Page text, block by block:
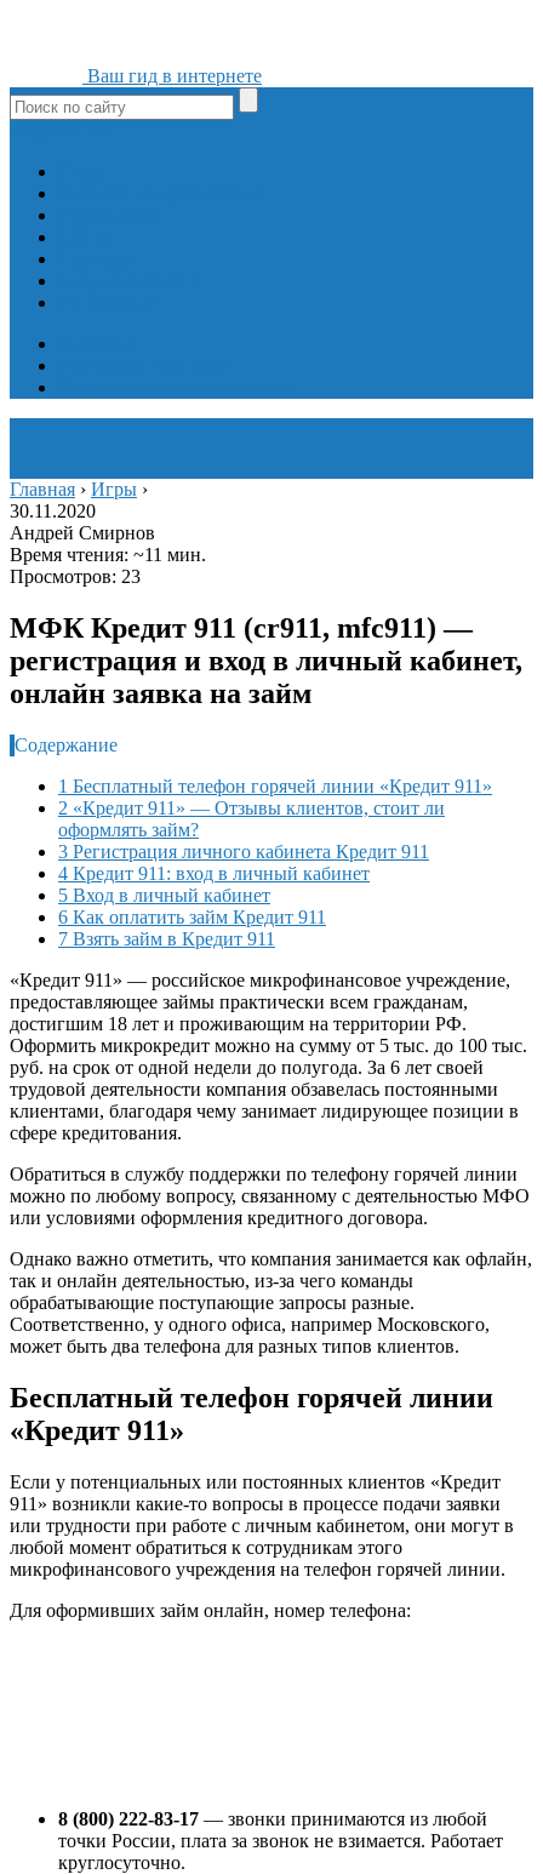
Ваш гид в интернете
Главная › Игры ›
30.11.2020
Андрей Смирнов
Время чтения: ~11 мин.
Просмотров: 23
МФК Кредит 911 (cr911, mfc911) —
регистрация и вход в личный кабинет,
онлайн заявка на займ
Содержание
1 Бесплатный телефон горячей линии «Кредит 911»
2 «Кредит 911» — Отзывы клиентов, стоит ли
оформлять займ?
3 Регистрация личного кабинета Кредит 911
4 Кредит 911: вход в личный кабинет
5 Вход в личный кабинет
6 Как оплатить займ Кредит 911
7 Взять займ в Кредит 911
«Кредит 911» — российское микрофинансовое учреждение,
предоставляющее займы практически всем гражданам,
достигшим 18 лет и проживающим на территории РФ.
Оформить микрокредит можно на сумму от 5 тыс. до 100 тыс.
руб. на срок от одной недели до полугода. За 6 лет своей
трудовой деятельности компания обзавелась постоянными
клиентами, благодаря чему занимает лидирующее позиции в
сфере кредитования.
Обратиться в службу поддержки по телефону горячей линии
можно по любому вопросу, связанному с деятельностью МФО
или условиями оформления кредитного договора.
Однако важно отметить, что компания занимается как офлайн,
так и онлайн деятельностью, из-за чего команды
обрабатывающие поступающие запросы разные.
Соответственно, у одного офиса, например Московского,
может быть два телефона для разных типов клиентов.
Бесплатный телефон горячей линии
«Кредит 911»
Если у потенциальных или постоянных клиентов «Кредит
911» возникли какие-то вопросы в процессе подачи заявки
или трудности при работе с личным кабинетом, они могут в
любой момент обратиться к сотрудникам этого
микрофинансового учреждения на телефон горячей линии.
Для оформивших займ онлайн, номер телефона:
8 (800) 222-83-17 — звонки принимаются из любой
точки России, плата за звонок не взимается. Работает
круглосуточно.